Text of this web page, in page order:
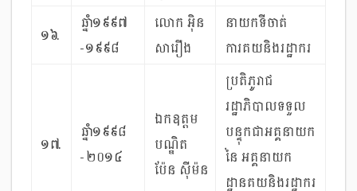
១៦.
ឆ្នាំ១៩៩៧
-១៩៩៨
លោក អ៊ិន
សារឿង
នាយកទីចាត់
ការគយនិងរដ្ឋាករ
១៧.
ឆ្នាំ១៩៩៨
-២០១៤
ឯកឧត្ដម
បណ្ឌិត
ប៉ែន ស៊ីម៉ន
ប្រតិភូរាជ
រដ្ឋាភិបាលទទួល
បន្ទុកជាអគ្គនាយក
នៃ អគ្គនាយក
ដ្ឋានគយនិងរដ្ឋាករ